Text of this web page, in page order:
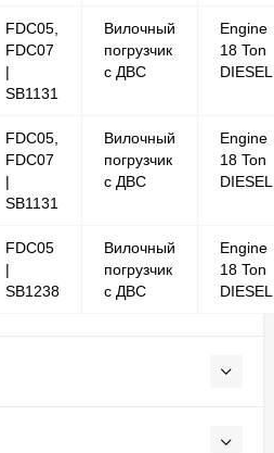
FDC05,
FDC07
|
SB1131
Вилочный
погрузчик
с ДВС
Engine
18 Ton
DIESEL
FDC05,
FDC07
|
SB1131
Вилочный
погрузчик
с ДВС
Engine
18 Ton
DIESEL
FDC05
|
SB1238
Вилочный
погрузчик
с ДВС
Engine
18 Ton
DIESEL